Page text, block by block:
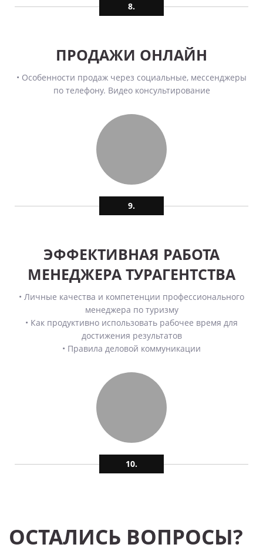
8.
9.
ПРОДАЖИ ОНЛАЙН
• Особенности продаж через социальные, мессенджеры
по телефону. Видео консультирование
10.
ЭФФЕКТИВНАЯ РАБОТА
МЕНЕДЖЕРА ТУРАГЕНТСТВА
• Личные качества и компетенции профессионального
менеджера по туризму
• Как продуктивно использовать рабочее время для
достижения результатов
• Правила деловой коммуникации
ОСТАЛИСЬ ВОПРОСЫ?